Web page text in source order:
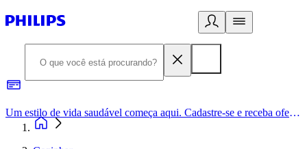
Um estilo de vida saudável começa aqui. Cadastre-se e receba ofertas exclusivas.